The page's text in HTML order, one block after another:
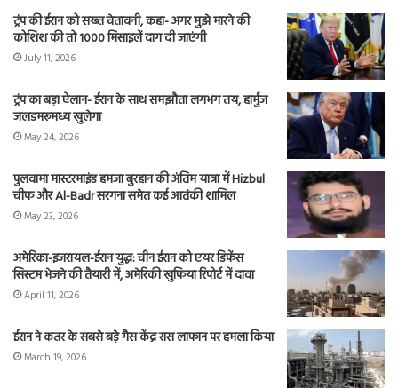
ट्रंप की ईरान को सख्त चेतावनी, कहा- अगर मुझे मारने की
कोशिश की तो 1000 मिसाइलें दाग दी जाएंगी
July 11, 2026
ट्रंप का बड़ा ऐलान- ईरान के साथ समझौता लगभग तय, हार्मुज
जलडमरूमध्य खुलेगा
May 24, 2026
पुलवामा मास्टरमाइंड हमजा बुरहान की अंतिम यात्रा में Hizbul
चीफ और Al-Badr सरगना समेत कई आतंकी शामिल
May 23, 2026
अमेरिका-इजरायल-ईरान युद्ध: चीन ईरान को एयर डिफेंस
सिस्टम भेजने की तैयारी में, अमेरिकी खुफिया रिपोर्ट में दावा
April 11, 2026
ईरान ने कतर के सबसे बड़े गैस केंद्र रास लाफान पर हमला किया
March 19, 2026